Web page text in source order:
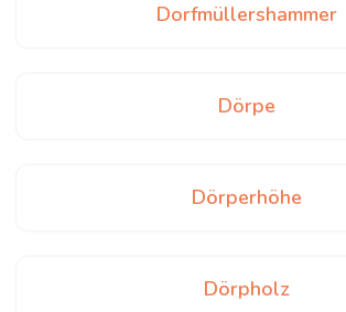
Dorfmüllershammer
Dörpe
Dörperhöhe
Dörpholz